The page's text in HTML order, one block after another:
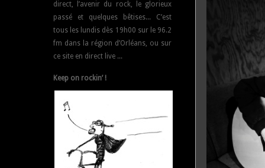
direct, l’avenir du rock, le glorieux
passé et quelques bêtises... C’est
tous les lundis dès 19h00 sur le 96.2
fm dans la région d’Orléans, ou sur
ce site en direct live ...
Keep on rockin’ !